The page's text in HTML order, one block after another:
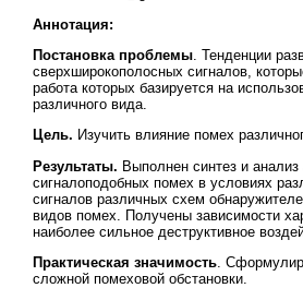
Аннотация:
Постановка проблемы . Тенденции
сверхширокополосных сигналов,
работа которых базируется на
различного вида.
Цель. Изучить влияние помех
Результаты. Выполнен синтез и
сигналоподобных помех в условиях
сигналов различных схем
видов помех. Получены зависимости
наиболее сильное деструктивное
Практическая значимость .
сложной помеховой обстановки.